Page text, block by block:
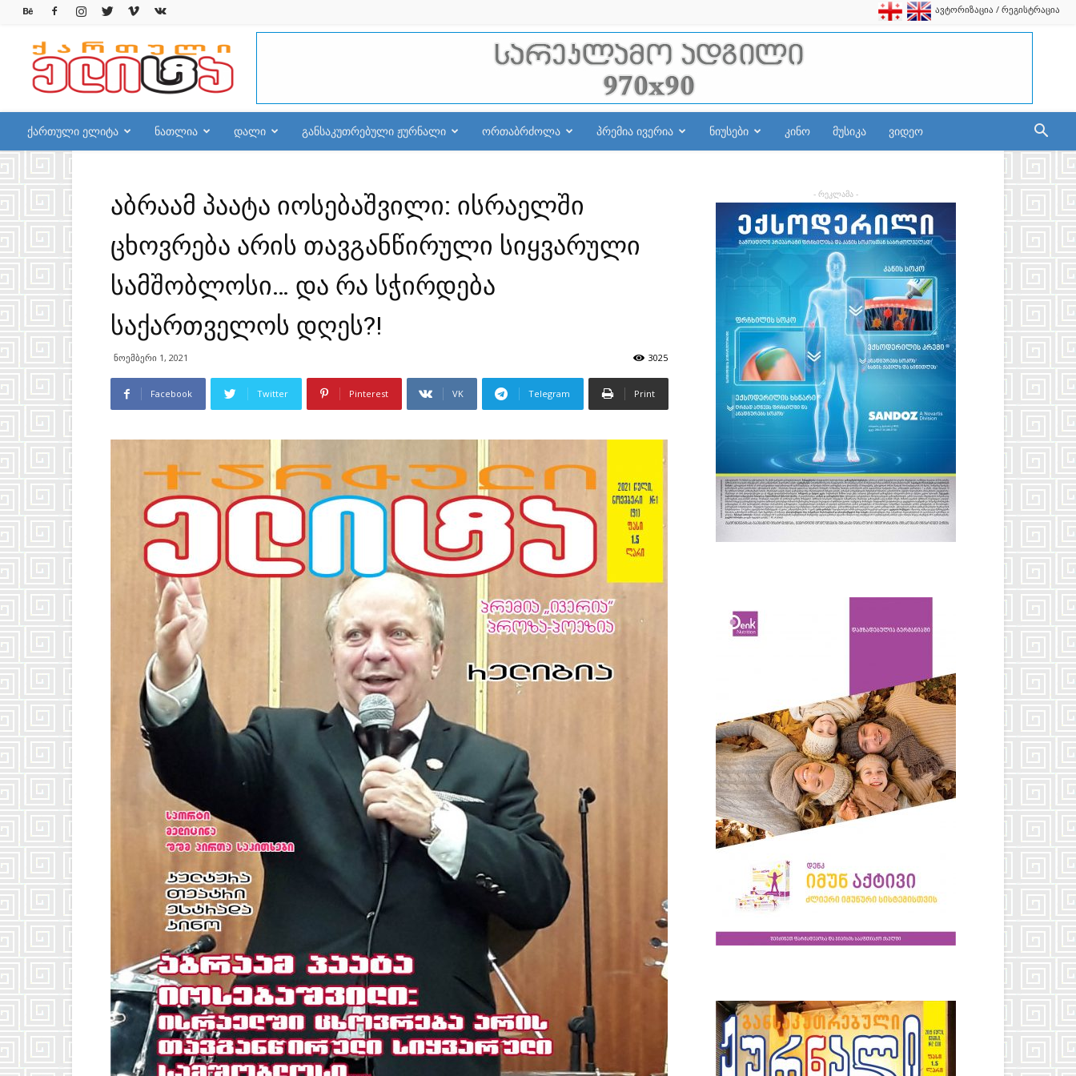
ავტორიზაცია / რეგისტრაცია
qelite.info
ქართული ელიტა ნათლია დალი განსაკუთრებული ჟურნალი ორთაბრძოლა პრემია ივერია ნიუსები კინო მუსიკა ვიდეო
აბრაამ პაატა იოსებაშვილი: ისრაელში
ცხოვრება არის თავგანწირული სიყვარული
სამშობლოსი… და რა სჭირდება
საქართველოს დღეს?!
ნოემბერი 1, 2021 3025
Facebook Twitter Pinterest VK Telegram Print
- რეკლამა -